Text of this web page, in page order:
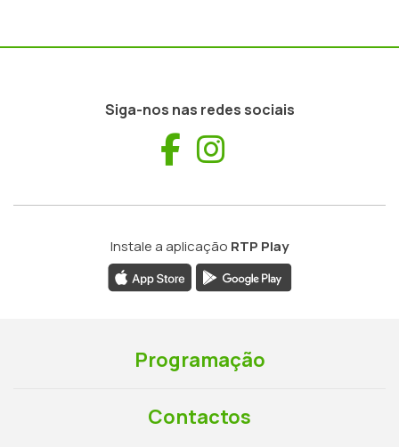
Siga-nos nas redes sociais
Facebook
Instale a aplicação RTP Play
Programação
Contactos